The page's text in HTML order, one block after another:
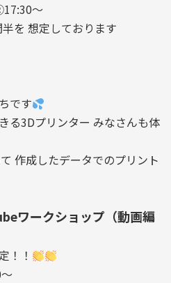
～
を 想定しております
です
る3Dプリンター みなさんも体
作成したデータでのプリント
ワークショップ（動画編
！！